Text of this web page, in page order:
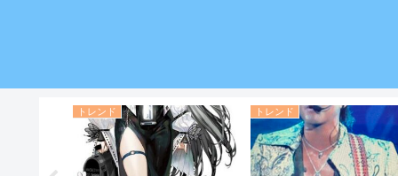
トレンド トレンド